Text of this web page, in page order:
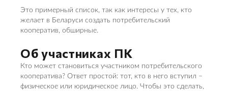
Это примерный список, так как интересы у тех, кто
желает в Беларуси создать потребительский
кооператив, обширные.
Об участниках ПК
Кто может становиться участником потребительского
кооператива? Ответ простой: тот, кто в него вступил –
физическое или юридическое лицо. Чтобы это сделать,